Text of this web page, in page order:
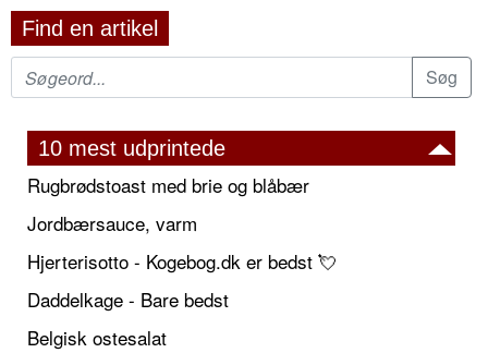
Find en artikel
10 mest udprintede
Rugbrødstoast med brie og blåbær
Jordbærsauce, varm
Hjerterisotto - Kogebog.dk er bedst 💘
Daddelkage - Bare bedst
Belgisk ostesalat